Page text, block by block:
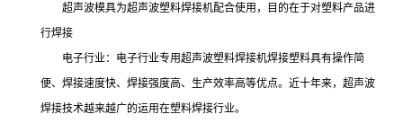
超声波模具为超声波塑料焊接机配合使用，目的在于对塑料产品进
行焊接
电子行业：电子行业专用超声波塑料焊接机焊接塑料具有操作简
便、焊接速度快、焊接强度高、生产效率高等优点。近十年来，超声波
焊接技术越来越广的运用在塑料焊接行业。